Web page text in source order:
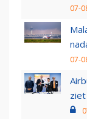
07-
07-